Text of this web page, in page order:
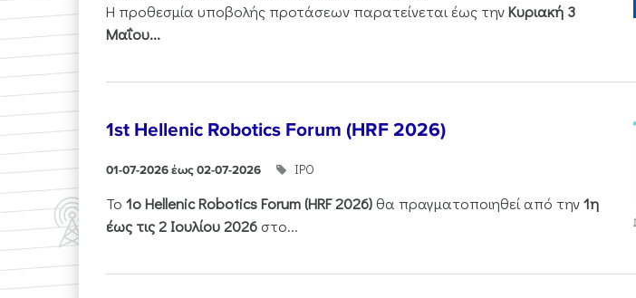
Η προθεσμία υποβολής προτάσεων παρατείνεται έως τηνΚυριακή 3
Μαΐου...
1st Hellenic Robotics Forum (HRF 2026)
01-07-2026 έως 02-07-2026 ΙΡΟ
Το 1οHellenicRoboticsForum(HRF2026)θα πραγματοποιηθεί από την1η
έως τις 2 Ιουλίου 2026 στο...